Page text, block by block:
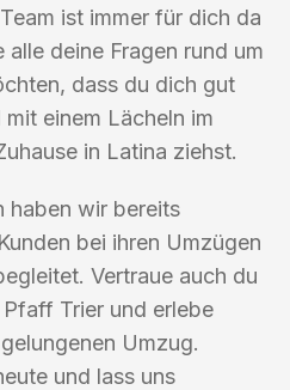
ist immer für dich da
deine Fragen rund um
dass du dich gut
einem Lächeln im
in Latina ziehst.
haben wir bereits
bei ihren Umzügen
Vertraue auch du
Trier und erlebe
Umzug.
und lass uns